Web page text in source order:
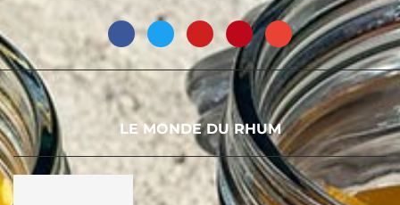
LE MONDE DU RHUM